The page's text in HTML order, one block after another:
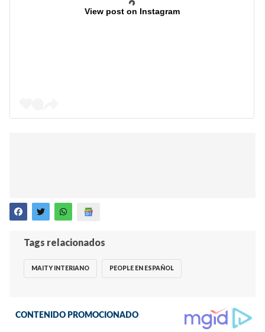
View post on Instagram
Tags relacionados
MAITY INTERIANO PEOPLE EN ESPAÑOL